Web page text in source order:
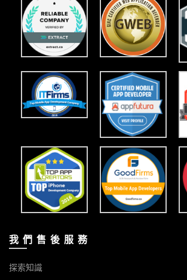
我 們 售 後 服 務
探索知識